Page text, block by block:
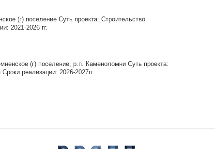
(г) поселение Суть проекта: Строительство
2021-2026 гг.
(г) поселение, р.п. Каменоломни Суть проекта:
реализации: 2026-2027гг.